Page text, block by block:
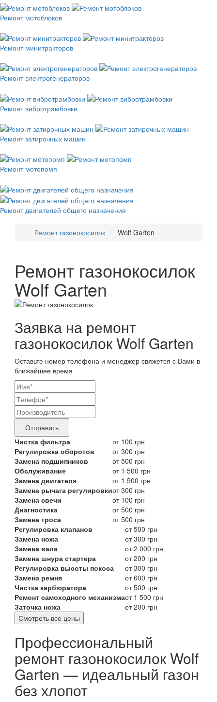
Ремонт мотоблоков
Ремонт минитракторов
Ремонт электрогенераторов
Ремонт вибротрамбовки
Ремонт затирочных машин
Ремонт мотопомп
Ремонт двигателей общего назначения
Ремонт газонокосилок Wolf Garten
Ремонт газонокосилок
Wolf Garten
Заявка на ремонт
газонокосилок Wolf Garten
Оставьте номер телефона и менеджер свяжется с Вами в
ближайшее время
Ваши
контактные
данные
Название
бренда
продукта,
требующего
ремонта
Отправить
Чистка фильтра
от 100 грн
Регулировка оборотов
от 300 грн
Замена подшипников
от 500 грн
Обслуживание
от 1 500 грн
Замена двигателя
от 1 500 грн
Замена рычага регулировкиот 300 грн
Замена свечи
от 100 грн
Диагностика
от 500 грн
Замена троса
от 500 грн
Регулировка клапанов
от 500 грн
Замена ножа
от 300 грн
Замена вала
от 2 000 грн
Замена шнура стартера
от 200 грн
Регулировка высоты покоса
от 300 грн
Замена ремня
от 600 грн
Чистка карбюратора
от 500 грн
Ремонт самоходного механизмаот 1 500 грн
Заточка ножа
от 200 грн
Смотреть все цены
Профессиональный
ремонт газонокосилок Wolf
Garten — идеальный газон
без хлопот